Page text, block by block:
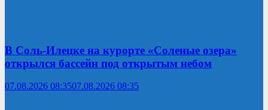
В Соль-Илецке на курорте «Соленые озера»
открылся бассейн под открытым небом
07.08.2026 08:3507.08.2026 08:35